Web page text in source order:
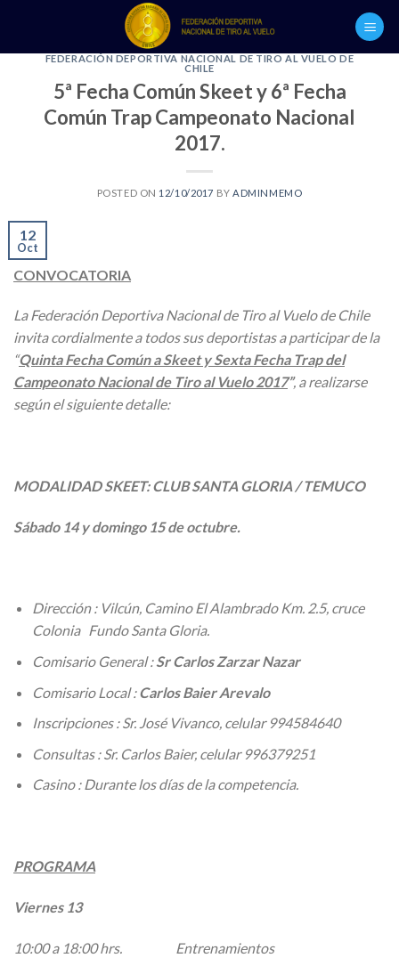
contentFEDERACIÓN DEPORTIVA NACIONAL DE TIRO AL VUELO DE
CHILE
5ª Fecha Común Skeet y 6ª Fecha
Común Trap Campeonato Nacional
2017.
POSTED ON 12/10/2017 BY ADMINMEMO
12
Oct
CONVOCATORIA
LaFederación Deportiva Nacional de Tiro al Vuelo de Chile
invita cordialmente a todos sus deportistas a participar de la
“Quinta Fecha Común a Skeet y Sexta Fecha Trap del
Campeonato Nacional de Tiro al Vuelo 2017”, a realizarse
según el siguiente detalle:
MODALIDAD SKEET: CLUB SANTA GLORIA / TEMUCO
Sábado 14 y domingo 15 de octubre.
Dirección : Vilcún, Camino El Alambrado Km. 2.5, cruce
Colonia Fundo Santa Gloria.
Comisario General :Sr Carlos Zarzar Nazar
Comisario Local :Carlos Baier Arevalo
Inscripciones : Sr. José Vivanco, celular 994584640
Consultas : Sr. Carlos Baier, celular 996379251
Casino : Durante los días de la competencia.
PROGRAMA
Viernes 13
10:00 a 18:00 hrs. Entrenamientos